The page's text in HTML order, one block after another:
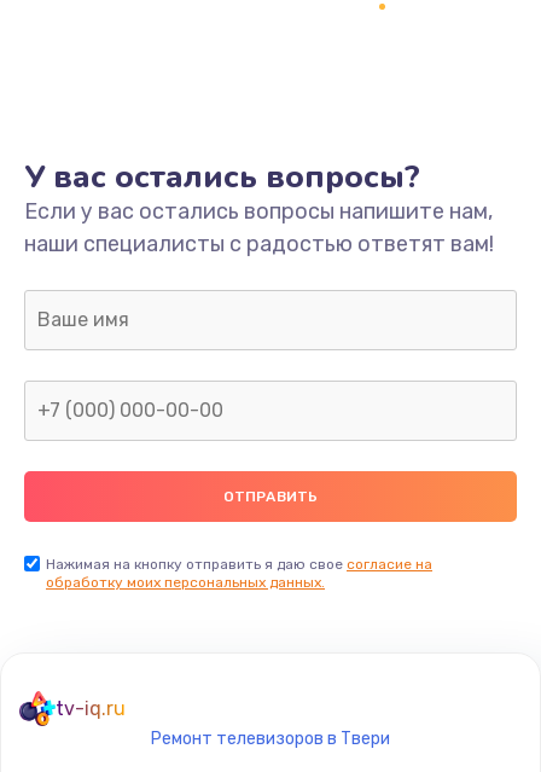
Не включается
1400 руб.
Заказать
Нет звука
800 руб.
Не видит флешку
400 руб.
Заказать
У вас остались вопросы?
Если у вас остались вопросы напишите нам,
наши специалисты с радостью ответят вам!
Нажимая на кнопку отправить я даю свое согласие на
обработку моих персональных данных.
tv-iq.ru
Ремонт телевизоров в Твери